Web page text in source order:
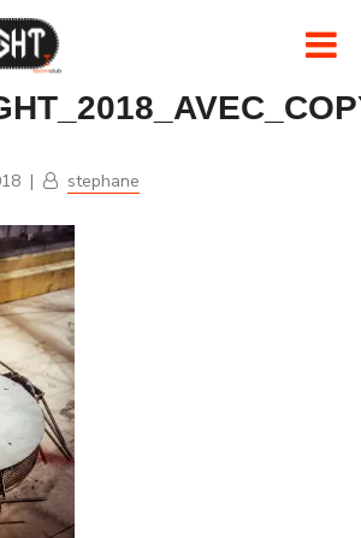
| stephane